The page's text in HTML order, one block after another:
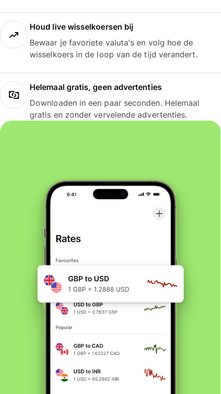
Houd live wisselkoersen bij
Bewaar je favoriete valuta's en volg hoe de
wisselkoers in de loop van de tijd verandert.
Helemaal gratis, geen advertenties
Downloaden in een paar seconden. Helemaal
gratis en zonder vervelende advertenties.